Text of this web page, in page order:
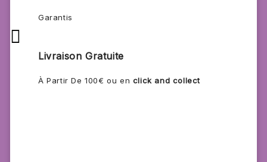
Garantis

Livraison Gratuite
À Partir De 100€ ou en click and collect